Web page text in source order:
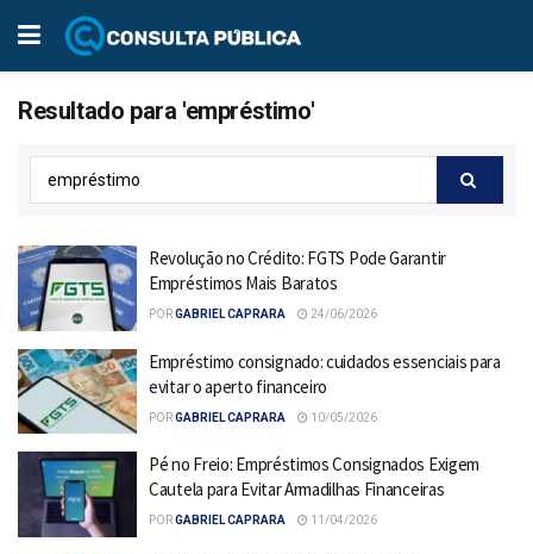
Resultado para 'empréstimo'
Revolução no Crédito: FGTS Pode Garantir
Empréstimos Mais Baratos
PORGABRIEL CAPRARA 24/06/2026
Empréstimo consignado: cuidados essenciais para
evitar o aperto financeiro
PORGABRIEL CAPRARA 10/05/2026
Pé no Freio: Empréstimos Consignados Exigem
Cautela para Evitar Armadilhas Financeiras
PORGABRIEL CAPRARA 11/04/2026